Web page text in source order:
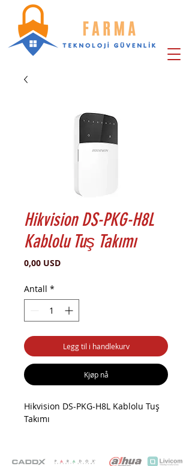
Hikvision DS-PKG-H8L
Kablolu Tuş Takımı
0,00 USDPris
Antall *
Legg til i handlekurv
Kjøp nå
Hikvision DS-PKG-H8L Kablolu Tuş
Takımı